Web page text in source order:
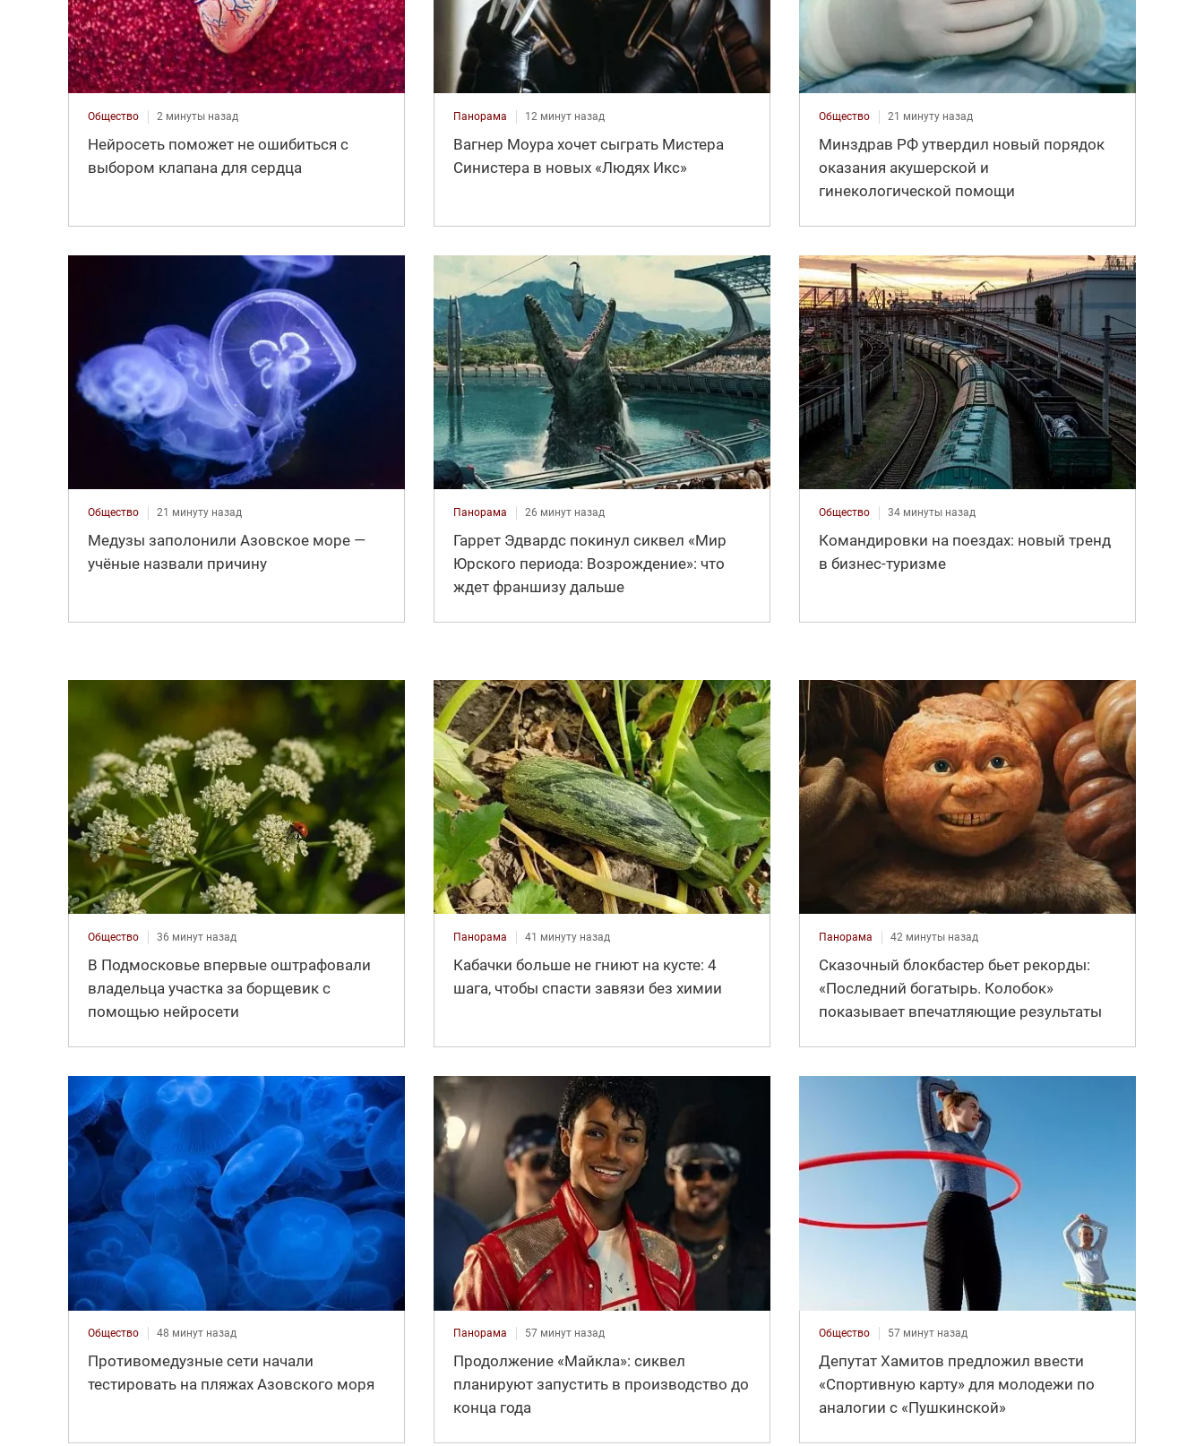
Общество 2 минуты назад
Нейросеть поможет не ошибиться с
выбором клапана для сердца
Панорама 12 минут назад
Вагнер Моура хочет сыграть Мистера
Синистера в новых «Людях Икс»
Общество 21 минуту назад
Минздрав РФ утвердил новый порядок
оказания акушерской и
гинекологической помощи
Общество 21 минуту назад
Медузы заполонили Азовское море —
учёные назвали причину
Панорама 26 минут назад
Гаррет Эдвардс покинул сиквел «Мир
Юрского периода: Возрождение»: что
ждет франшизу дальше
Общество 34 минуты назад
Командировки на поездах: новый тренд
в бизнес-туризме
Общество 36 минут назад
В Подмосковье впервые оштрафовали
владельца участка за борщевик с
помощью нейросети
Панорама 41 минуту назад
Кабачки больше не гниют на кусте: 4
шага, чтобы спасти завязи без химии
Панорама 42 минуты назад
Сказочный блокбастер бьет рекорды:
«Последний богатырь. Колобок»
показывает впечатляющие результаты
Общество 48 минут назад
Противомедузные сети начали
тестировать на пляжах Азовского моря
Панорама 57 минут назад
Продолжение «Майкла»: сиквел
планируют запустить в производство до
конца года
Общество 57 минут назад
Депутат Хамитов предложил ввести
«Спортивную карту» для молодежи по
аналогии с «Пушкинской»